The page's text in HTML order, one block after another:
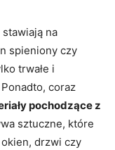
na
spieniony czy
trwałe i
coraz
pochodzące z
sztuczne,‍ które
drzwi czy